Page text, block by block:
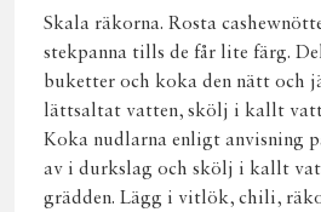
Skala räkorna. Rosta
stekpanna tills de får lite färg.
buketter och koka den nätt och
lättsaltat vatten, skölj i kallt
Koka nudlarna enligt anvisning
av i durkslag och skölj i kallt
grädden. Lägg i vitlök, chili,